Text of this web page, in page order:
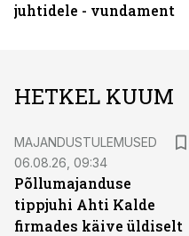
juhtidele - vundament
HETKEL KUUM
MAJANDUSTULEMUSED
06.08.26, 09:34
Põllumajanduse
tippjuhi Ahti Kalde
firmades käive üldiselt